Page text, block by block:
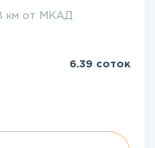
км от МКАД
6.39 соток